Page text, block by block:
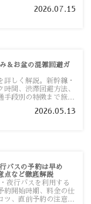
解説します。2026.07.15
＆お盆の混雑回避ガ
詳しく解説。新幹線・
間、渋滞回避方法、
手段別の特徴まで旅行
2026.05.13
バスの予約は早め
点など徹底解説
夜行バスを利用する
約開始時期、料金の仕
ツ、直前予約の注意点